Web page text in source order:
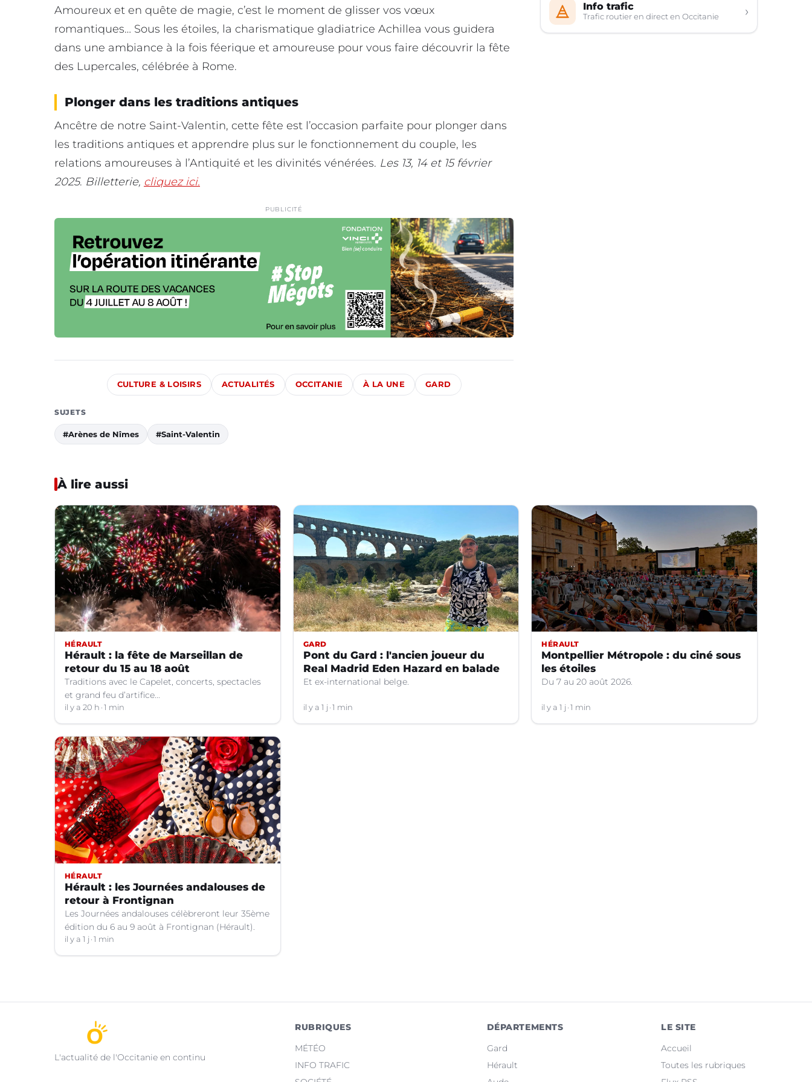
Amoureux et en quête de magie, c’est le moment de glisser vos vœux
romantiques… Sous les étoiles, la charismatique gladiatrice Achillea vous guidera
dans une ambiance à la fois féerique et amoureuse pour vous faire découvrir la fête
des Lupercales, célébrée à Rome.
Plonger dans les traditions antiques
Ancêtre de notre Saint-Valentin, cette fête est l’occasion parfaite pour plonger dans
les traditions antiques et apprendre plus sur le fonctionnement du couple, les
relations amoureuses à l’Antiquité et les divinités vénérées. Les 13, 14 et 15 février
2025. Billetterie, cliquez ici.
PUBLICITÉ
CULTURE & LOISIRS ACTUALITÉS OCCITANIE À LA UNE GARD
SUJETS
#Arènes de Nîmes #Saint-Valentin
Info trafic
Trafic routier en direct en Occitanie ›
À lire aussi
HÉRAULT
Hérault : la fête de Marseillan de
retour du 15 au 18 août
Traditions avec le Capelet, concerts, spectacles
et grand feu d’artifice...
il y a 20 h 1 min
GARD
Pont du Gard : l'ancien joueur du
Real Madrid Eden Hazard en balade
Et ex-international belge.
il y a 1 j 1 min
HÉRAULT
Montpellier Métropole : du ciné sous
les étoiles
Du 7 au 20 août 2026.
il y a 1 j 1 min
HÉRAULT
Hérault : les Journées andalouses de
retour à Frontignan
Les Journées andalouses célèbreront leur 35ème
édition du 6 au 9 août à Frontignan (Hérault).
il y a 1 j 1 min
L'actualité de l'Occitanie en continu
RUBRIQUES
MÉTÉO
INFO TRAFIC
DÉPARTEMENTS
Gard
Hérault
LE SITE
Accueil
Toutes les rubriques